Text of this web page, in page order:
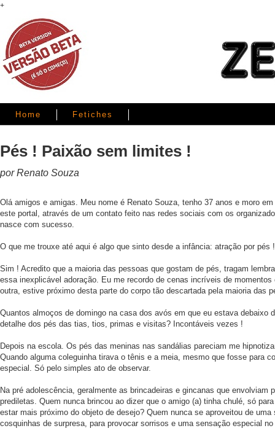
+
Home Fetiches
Pés ! Paixão sem limites !
por Renato Souza
Olá amigos e amigas. Meu nome é Renato Souza, tenho 37 anos e moro
este portal, através de um contato feito nas redes sociais com os
nasce com sucesso.
O que me trouxe até aqui é algo que sinto desde a infância: atração por pés !
Sim ! Acredito que a maioria das pessoas que gostam de pés, tragam
essa inexplicável adoração. Eu me recordo de cenas incríveis de momentos
outra, estive próximo desta parte do corpo tão descartada pela maioria das
Quantos almoços de domingo na casa dos avós em que eu estava debaixo
detalhe dos pés das tias, tios, primas e visitas? Incontáveis vezes !
Depois na escola. Os pés das meninas nas sandálias pareciam me
Quando alguma coleguinha tirava o tênis e a meia, mesmo que fosse para
especial. Só pelo simples ato de observar.
Na pré adolescência, geralmente as brincadeiras e gincanas que envolviam
prediletas. Quem nunca brincou ao dizer que o amigo (a) tinha chulé, só
estar mais próximo do objeto de desejo? Quem nunca se aproveitou de
cosquinhas de surpresa, para provocar sorrisos e uma sensação especial